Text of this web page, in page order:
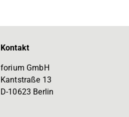
Kontakt
forium GmbH
Kantstraße 13
D-10623 Berlin